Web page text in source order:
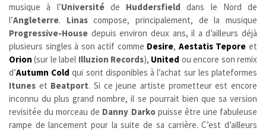
musique à l’Universitéde Huddersfield dans le Nord de
l’Angleterre. Linascompose, principalement, de la musique
Progressive-House depuis environ deux ans, il a d’ailleurs déjà
plusieurs singles à son actif comme Desire, Aestatis Tepore et
Orion(sur le label Illuzion Records), United ou encore son remix
d’Autumn Cold qui sont disponibles à l’achat sur les plateformes
Itunes et Beatport.Si ce jeune artiste prometteur est encore
inconnu du plus grand nombre, il se pourrait bien que sa version
revisitée du morceau de Danny Darkopuisse être une fabuleuse
rampe de lancement pour la suite de sa carrière. C’est d’ailleurs